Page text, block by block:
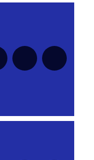
cette série pour
cette série pour